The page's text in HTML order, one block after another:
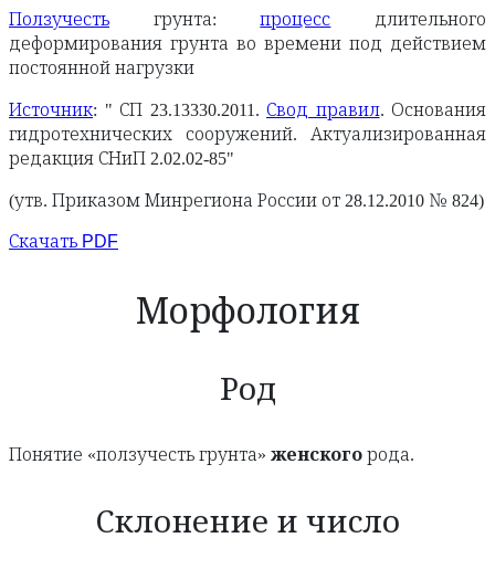
Ползучесть грунта:процесс длительного
деформирования грунта во времени под действием
постоянной нагрузки
Источник: " СП 23.13330.2011. Свод правил. Основания
гидротехнических сооружений. Актуализированная
редакция СНиП 2.02.02-85"
(утв. Приказом Минрегиона России от 28.12.2010 № 824)
Скачать PDF
Морфология
Род
Понятие «ползучесть грунта» женского рода.
Склонение и число